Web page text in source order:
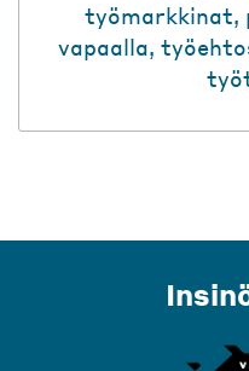
työmarkkinat,
vapaalla,